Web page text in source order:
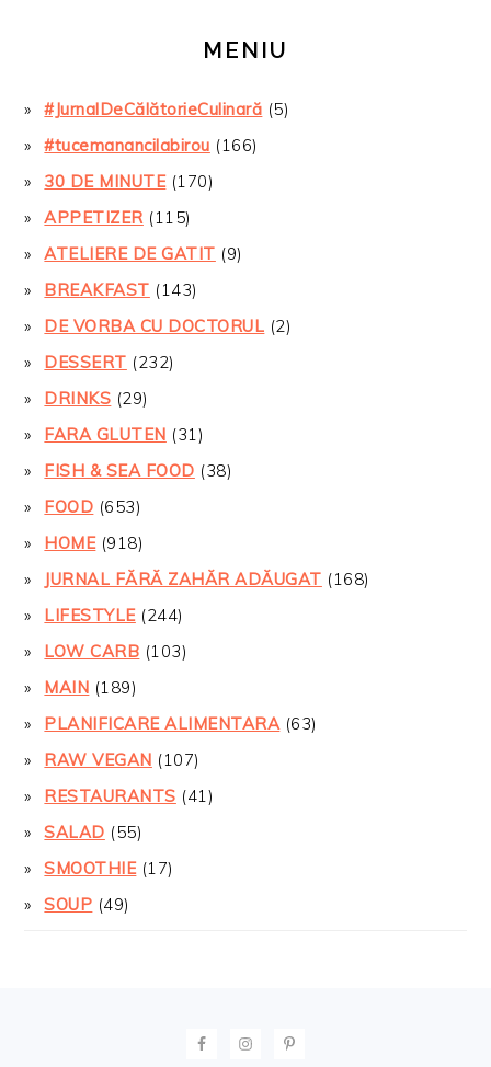
MENIU
#JurnalDeCălătorieCulinară (5)
#tucemanancilabirou (166)
30 DE MINUTE(170)
APPETIZER(115)
ATELIERE DE GATIT (9)
BREAKFAST (143)
DE VORBA CU DOCTORUL (2)
DESSERT (232)
DRINKS (29)
FARA GLUTEN (31)
FISH & SEA FOOD (38)
FOOD (653)
HOME(918)
JURNAL FĂRĂ ZAHĂR ADĂUGAT (168)
LIFESTYLE(244)
LOW CARB (103)
MAIN (189)
PLANIFICARE ALIMENTARA(63)
RAW VEGAN (107)
RESTAURANTS (41)
SALAD (55)
SMOOTHIE(17)
SOUP (49)